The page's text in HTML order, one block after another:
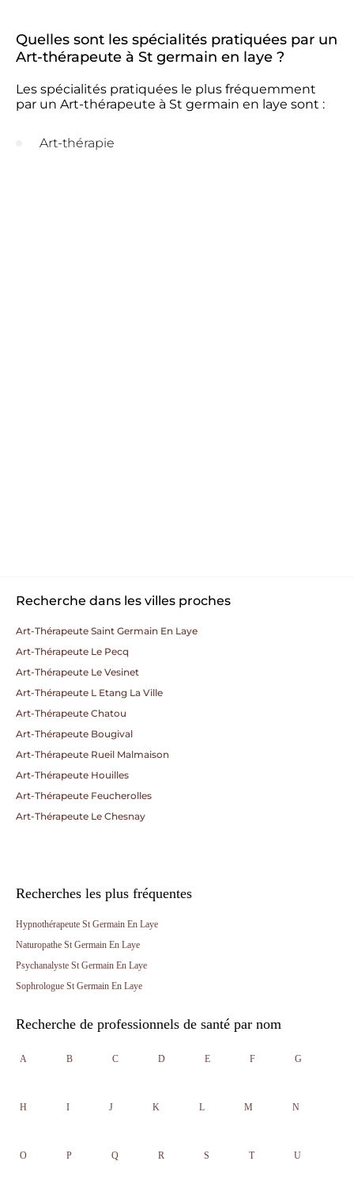
Quelles sont les spécialités pratiquées par un
Art-thérapeute à St germain en laye ?
Les spécialités pratiquées le plus fréquemment
par un Art-thérapeute à St germain en laye sont :
Art-thérapie
Recherche dans les villes proches
Art-Thérapeute Saint Germain En Laye
Art-Thérapeute Le Pecq
Art-Thérapeute Le Vesinet
Art-Thérapeute L Etang La Ville
Art-Thérapeute Chatou
Art-Thérapeute Bougival
Art-Thérapeute Rueil Malmaison
Art-Thérapeute Houilles
Art-Thérapeute Feucherolles
Art-Thérapeute Le Chesnay
Recherches les plus fréquentes
Hypnothérapeute St Germain En Laye
Naturopathe St Germain En Laye
Psychanalyste St Germain En Laye
Sophrologue St Germain En Laye
Recherche de professionnels de santé par nom
A B C D E F G
H I J K L M N
O P Q R S T U